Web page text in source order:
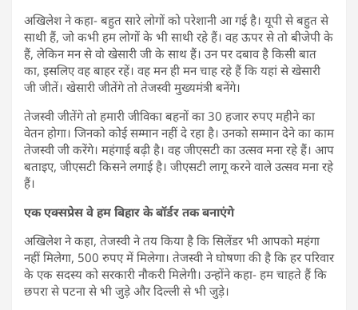
अखिलेश ने कहा- बहुत सारे लोगों को परेशानी आ गई है। यूपी से बहुत से
साथी हैं, जो कभी हम लोगों के भी साथी रहे हैं। वह ऊपर से तो बीजेपी के
हैं, लेकिन मन से वो खेसारी जी के साथ हैं। उन पर दबाव है किसी बात
का, इसलिए वह बाहर रहें। वह मन ही मन चाह रहे हैं कि यहां से खेसारी
जी जीतें। खेसारी जीतेंगे तो तेजस्वी मुख्यमंत्री बनेंगे।
तेजस्वी जीतेंगे तो हमारी जीविका बहनों का 30 हजार रुपए महीने का
वेतन होगा। जिनको कोई सम्मान नहीं दे रहा है। उनको सम्मान देने का काम
तेजस्वी जी करेंगे। महंगाई बढ़ी है। वह जीएसटी का उत्सव मना रहे हैं। आप
बताइए, जीएसटी किसने लगाई है। जीएसटी लागू करने वाले उत्सव मना रहे
हैं।
एक एक्सप्रेस वे हम बिहार के बॉर्डर तक बनाएंगे
अखिलेश ने कहा, तेजस्वी ने तय किया है कि सिलेंडर भी आपको महंगा
नहीं मिलेगा, 500 रुपए में मिलेगा। तेजस्वी ने घोषणा की है कि हर परिवार
के एक सदस्य को सरकारी नौकरी मिलेगी। उन्होंने कहा- हम चाहते हैं कि
छपरा से पटना से भी जुड़े और दिल्ली से भी जुड़े।